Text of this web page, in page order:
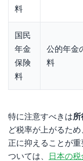
料
国民
年金
保険
料
公的年金
料
特に注意すべきは
ど税率が上がるた
正に抑えることが
ついては、
日本の